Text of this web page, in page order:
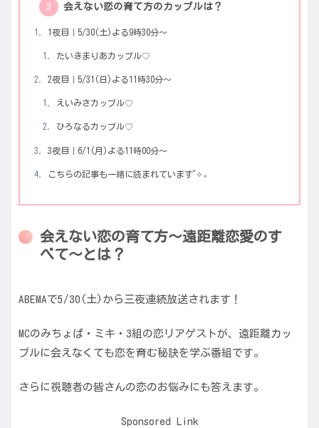
会えない恋の育て方のカップルは？
1夜目｜5/30(土)よる9時30分〜
たいきまりあカップル♡
2夜目｜5/31(日)よる11時30分〜
えいみさカップル♡
ひろなるカップル♡
3夜目｜6/1(月)よる11時00分〜
こちらの記事も一緒に読まれています˚✧₊
会えない恋の育て方～遠距離恋愛のす
べて～とは？
ABEMAで5/30(土)から三夜連続放送されます！
MCのみちょぱ・ミキ・3組の恋リアゲストが、遠距離カッ
プルに会えなくても恋を育む秘訣を学ぶ番組です。
さらに視聴者の皆さんの恋のお悩みにも答えます。
Sponsored Link